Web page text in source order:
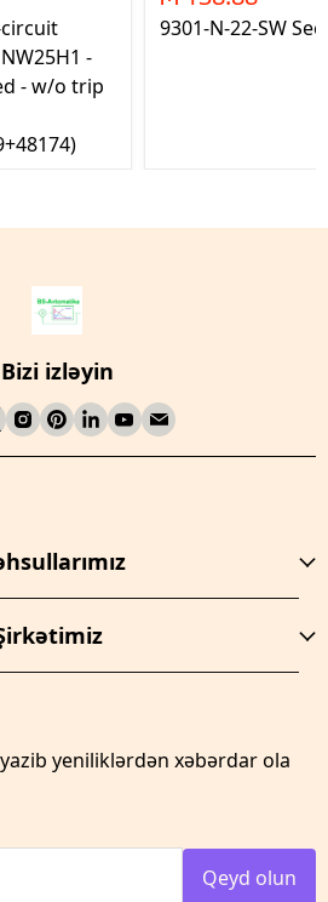
circuit
-
- w/o trip
9301-N-22-SW
Bizi izləyin
yeniliklərdən xəbərdar ola
Qeyd olun